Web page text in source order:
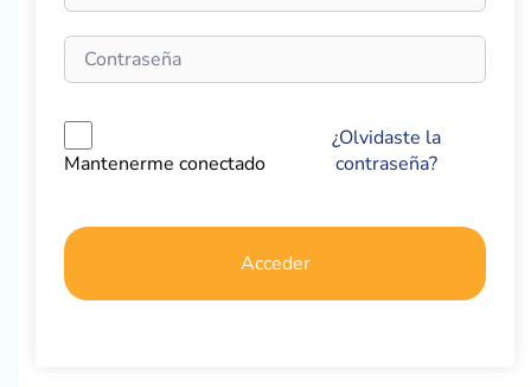
Mantenerme conectado
¿Olvidaste la
contraseña?
Acceder